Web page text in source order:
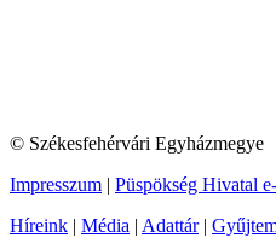
© Székesfehérvári Egyházmegye
Impresszum | Püspökség Hivatal
Híreink | Média | Adattár|